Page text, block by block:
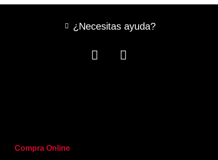
Compra Online
¿Necesitas ayuda?